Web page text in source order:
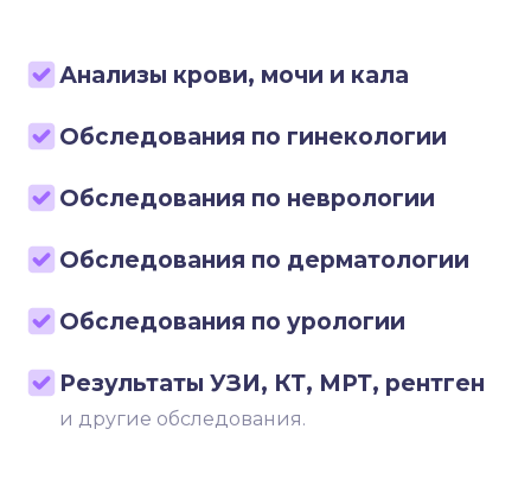
Анализы крови, мочи и кала
Обследования по гинекологии
Обследования по неврологии
Обследования по дерматологии
Обследования по урологии
Результаты УЗИ, КТ, МРТ, рентген
и другие обследования.